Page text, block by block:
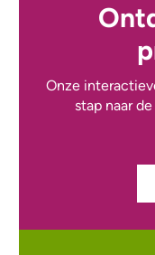
Onze
stap naar